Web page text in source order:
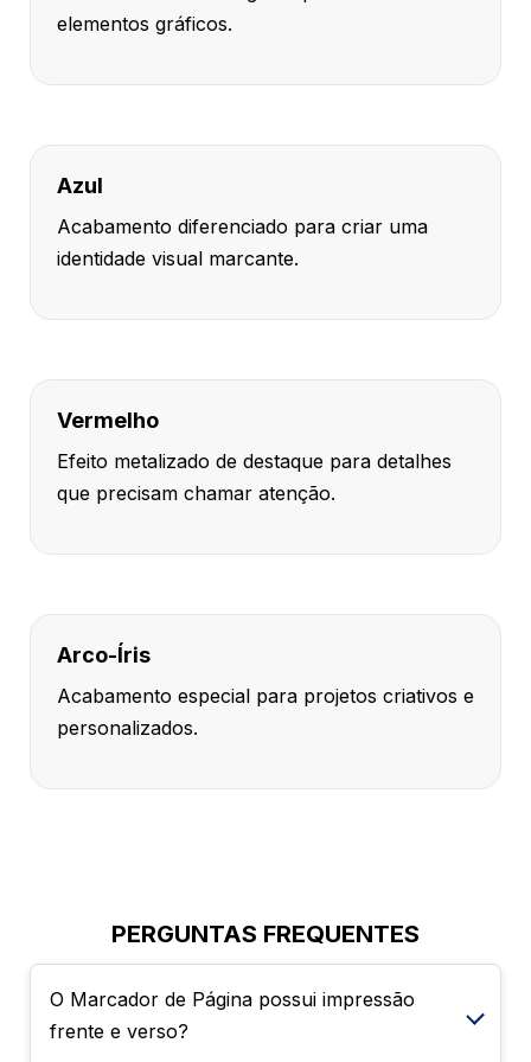
elementos gráficos.
Azul
Acabamento diferenciado para criar uma
identidade visual marcante.
Vermelho
Efeito metalizado de destaque para detalhes
que precisam chamar atenção.
Arco-Íris
Acabamento especial para projetos criativos e
personalizados.
PERGUNTAS FREQUENTES
O Marcador de Página possui impressão
frente e verso?